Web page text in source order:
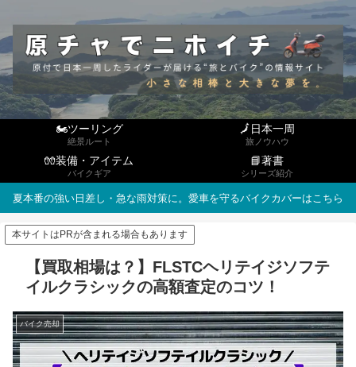
🏍ツーリング
絶景ルート
🗾日本一周
旅ノウハウ
🧤装備・アイテム
バイクギア
📘著書
シリーズ紹介
夏本番の強い日差し・急な雨対策に。愛車を守るバイクカバーはこちら
本サイトはPRが含まれる場合もあります
【買取相場は？】FLSTCヘリテイジソフテ
イルクラシックの高額査定のコツ！
バイク売却